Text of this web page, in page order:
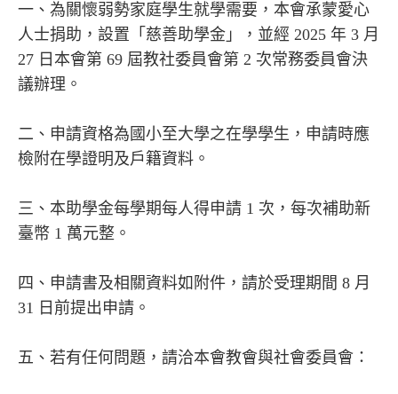
一、為關懷弱勢家庭學生就學需要，本會承蒙愛心
人士捐助，設置「慈善助學金」，並經 2025 年 3 月
27 日本會第 69 屆教社委員會第 2 次常務委員會決
議辦理。
二、申請資格為國小至大學之在學學生，申請時應
檢附在學證明及戶籍資料。
三、本助學金每學期每人得申請 1 次，每次補助新
臺幣 1 萬元整。
四、申請書及相關資料如附件，請於受理期間 8 月
31 日前提出申請。
五、若有任何問題，請洽本會教會與社會委員會：